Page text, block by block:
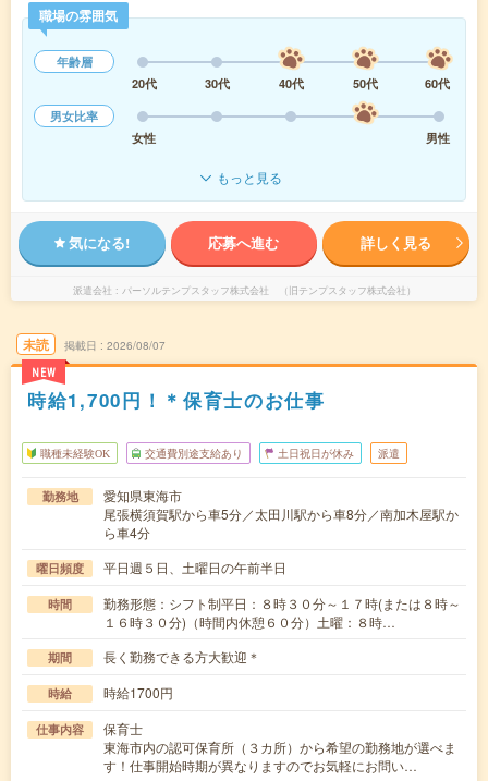
職場の雰囲気
年齢層
20代
30代 40代 50代
60代
男女比率
女性
男性
もっと見る
気になる! 応募へ進む 詳しく見る
派遣会社 パーソルテンプスタッフ株式会社 （旧テンプスタッフ株式会社）
未読
NEW
掲載日 2026/08/07
時給1,700円！＊保育士のお仕事
職種未経験OK 交通費別途支給あり 土日祝日が休み 派遣
勤務地
愛知県東海市
尾張横須賀駅から車5分／太田川駅から車8分／南加木屋駅か
ら車4分
曜日頻度 平日週５日、土曜日の午前半日
時間
勤務形態：シフト制平日：８時３０分～１７時(または８時～
１６時３０分)（時間内休憩６０分）土曜：８時…
期間 長く勤務できる方大歓迎＊
時給 時給1700円
仕事内容
保育士
東海市内の認可保育所（３カ所）から希望の勤務地が選べま
す！仕事開始時期が異なりますのでお気軽にお問い…